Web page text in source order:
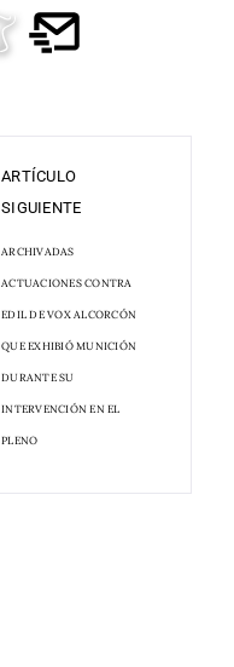
ARTÍCULO
SIGUIENTE
ARCHIVADAS
ACTUACIONES CONTRA
EDIL DE VOX ALCORCÓN
QUE EXHIBIÓ MUNICIÓN
DURANTE SU
INTERVENCIÓN EN EL
PLENO